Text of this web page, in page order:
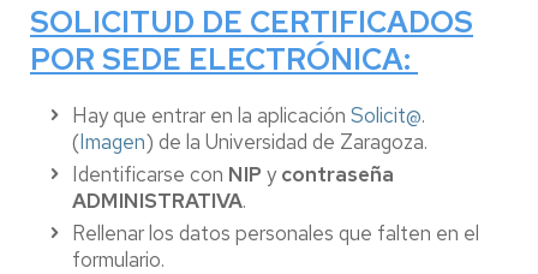
SOLICITUD DE CERTIFICADOS
POR SEDE ELECTRÓNICA:
Hay que entrar en la aplicación Solicit@.
(Imagen) de la Universidad de Zaragoza.
Identificarse con NIP ycontraseña
ADMINISTRATIVA.
Rellenar los datos personales que falten en el
formulario.